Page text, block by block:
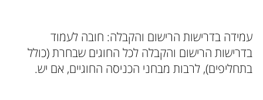
עמידה בדרישות הרישום והקבלה: חובה לעמוד
בדרישות הרישום והקבלה לכל החוגים שבחרת (כולל
בתחליפים), לרבות מבחני הכניסה החוגיים, אם יש.